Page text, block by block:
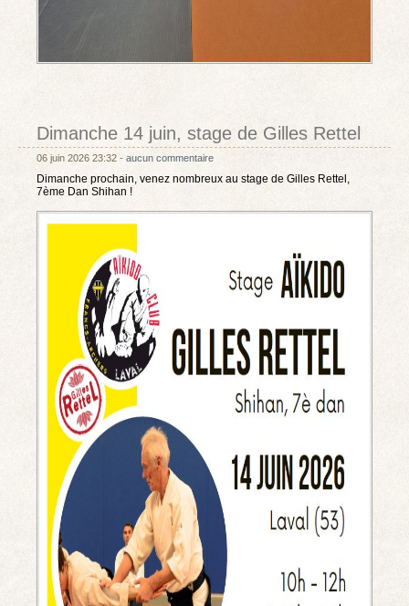
Dimanche 14 juin, stage de Gilles Rettel
06 juin 2026 23:32 - aucun commentaire
Dimanche prochain, venez nombreux au stage de Gilles Rettel,
7ème Dan Shihan !